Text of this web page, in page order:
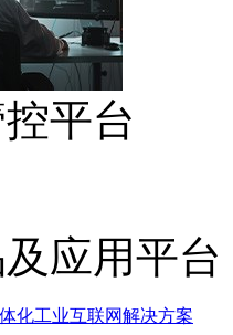
平台
应用平台
化工业互联网解决方案